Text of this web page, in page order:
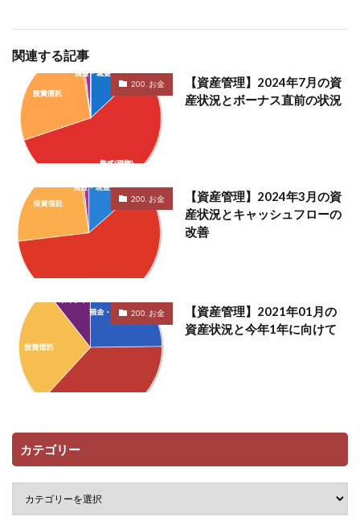
関連する記事
200. お金
【資産管理】2024年7月の資
産状況とボーナス直前の状況
200. お金
【資産管理】2024年3月の資
産状況とキャッシュフローの
改善
200. お金
【資産管理】2021年01月の
資産状況と今年1年に向けて
カテゴリー